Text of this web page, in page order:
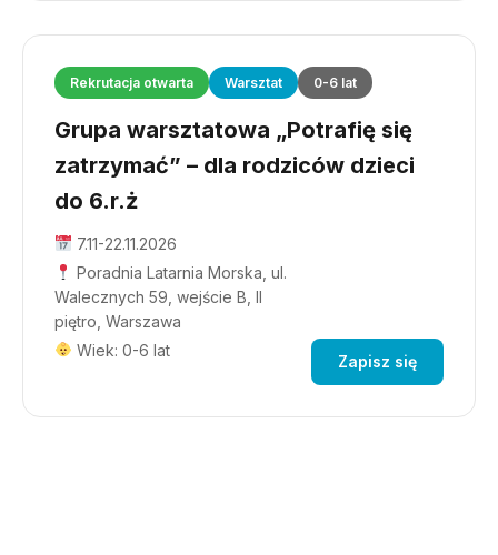
Rekrutacja otwarta Warsztat 0-6 lat
Grupa warsztatowa „Potrafię się
zatrzymać” – dla rodziców dzieci
do 6.r.ż
7.11-22.11.2026
Poradnia Latarnia Morska, ul.
Walecznych 59, wejście B, II
piętro, Warszawa
Wiek: 0-6 lat
Zapisz się